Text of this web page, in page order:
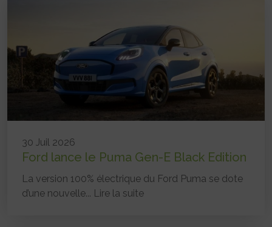
30 Juil 2026
Ford lance le Puma Gen-E Black Edition
La version 100% électrique du Ford Puma se dote
d’une nouvelle... Lire la suite